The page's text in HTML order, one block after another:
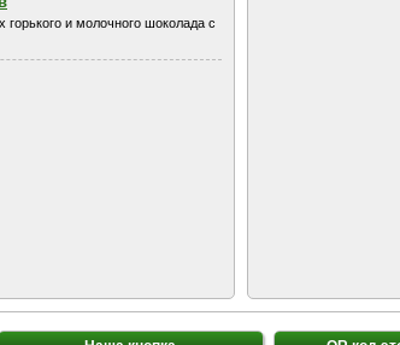
горького и молочного шоколада с